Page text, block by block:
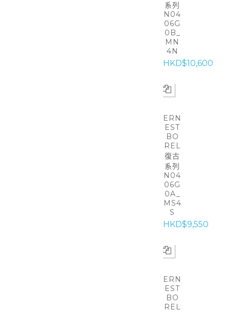
系列
N04
06G
0B_
MN
4N
HKD$10,600
ERN
EST
BO
REL
復古
系列
N04
06G
0A_
MS4
S
HKD$9,550
ERN
EST
BO
REL